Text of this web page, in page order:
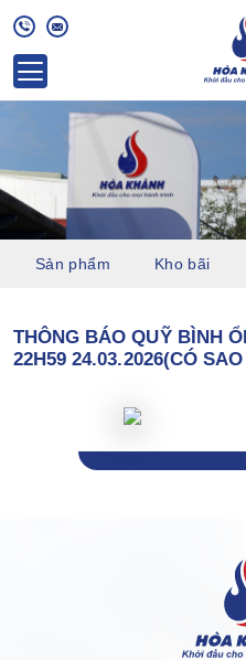
Sản phẩm Kho bãi
THÔNG BÁO QUỸ BÌNH
22H59 24.03.2026(CÓ